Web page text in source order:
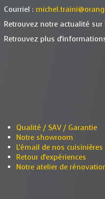
Courriel :
Retrouvez notre actualité sur
Retrouvez plus
Qualité / SAV / Garantie
Notre showroom
L'émail de nos cuisinières
Retour d'expériences
Notre atelier de